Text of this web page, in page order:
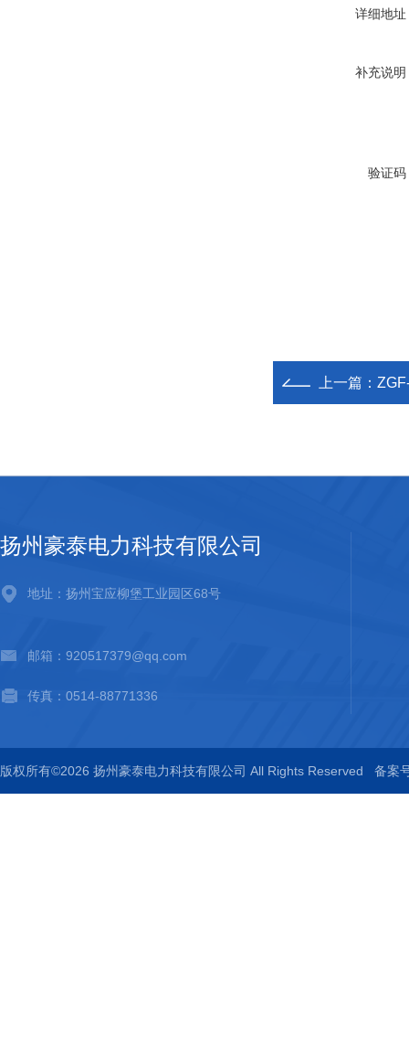
详细地址
补充说明
验证码
上一篇：
扬州豪泰电力科技有限公司
地址：扬州宝应柳堡工业园区68号
邮箱：920517379@qq.com
传真：0514-88771336
版权所有©2026 扬州豪泰电力科技有限公司 All Rights Reserved 备案